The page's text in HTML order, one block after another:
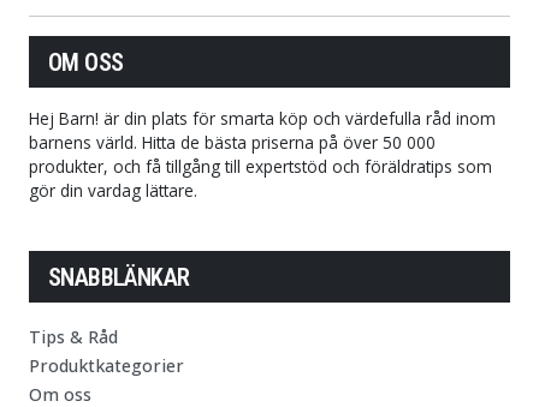
OM OSS
Hej Barn! är din plats för smarta köp och värdefulla råd inom
barnens värld. Hitta de bästa priserna på över 50 000
produkter, och få tillgång till expertstöd och föräldratips som
gör din vardag lättare.
SNABBLÄNKAR
Tips & Råd
Produktkategorier
Om oss